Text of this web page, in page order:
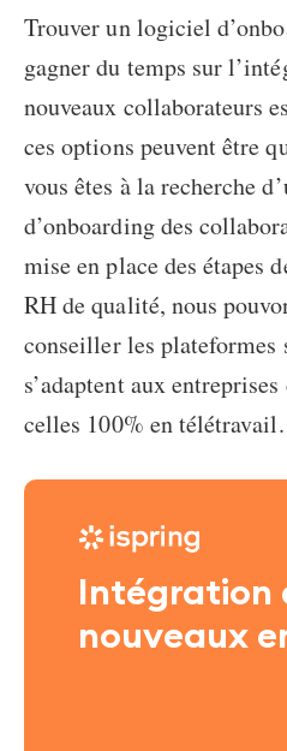
Trouver un logiciel
gagner du temps sur
nouveaux collaborateurs
ces options peuvent être
vous êtes à la recherche
d’onboarding des
mise en place des étapes
RH de qualité, nous
conseiller les plateformes
s’adaptent aux
celles 100% en télétravail.
Intégration
nouveaux